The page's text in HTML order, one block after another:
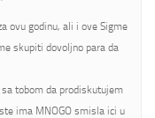
ovu godinu, ali i ove Sigme
skupiti dovoljno para da
tobom da prodiskutujem
ima MNOGO smisla ici u